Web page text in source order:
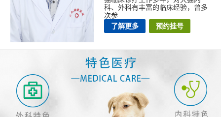
科、外科有丰富的临床经验，曾多
次参
了解更多
预约挂号